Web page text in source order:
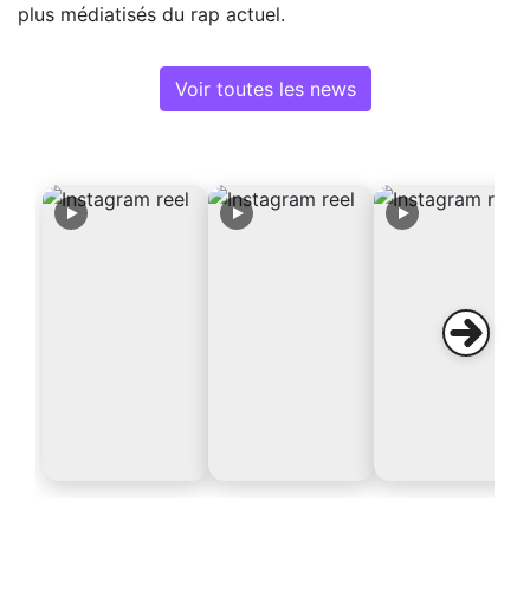
plus médiatisés du rap actuel.
Voir toutes les news